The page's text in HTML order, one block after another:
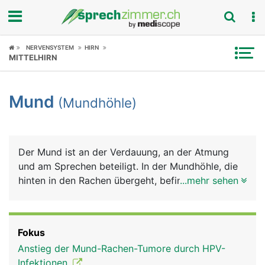
Fokus
Symptome
News
Rubriken
NERVENSYSTEM HIRN
MITTELHIRN
Mund (Mundhöhle)
Der Mund ist an der Verdauung, an der Atmung
und am Sprechen beteiligt. In der Mundhöhle, die
hinten in den Rachen übergeht, befinden sich die
Speicheldrüsen und Schleimzellen der
Mundschleimhaut ständig feucht gehalten. Den
...mehr sehen
Fokus
Anstieg der Mund-Rachen-Tumore durch HPV-
Infektionen